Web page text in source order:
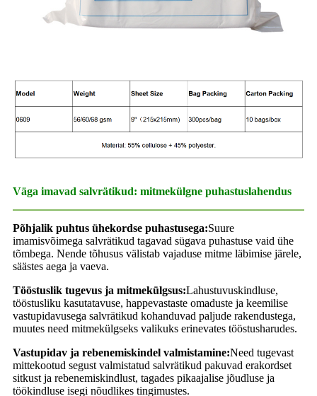
Väga imavad salvrätikud: mitmekülgne puhastuslahendus
Põhjalik puhtus ühekordse puhastusega:Suure
imamisvõimega salvrätikud tagavad sügava puhastuse vaid ühe
tõmbega. Nende tõhusus välistab vajaduse mitme läbimise järele,
säästes aega ja vaeva.
Tööstuslik tugevus ja mitmekülgsus:Lahustuvuskindluse,
tööstusliku kasutatavuse, happevastaste omaduste ja keemilise
vastupidavusega salvrätikud kohanduvad paljude rakendustega,
muutes need mitmekülgseks valikuks erinevates tööstusharudes.
Vastupidav ja rebenemiskindel valmistamine:Need tugevast
mittekootud segust valmistatud salvrätikud pakuvad erakordset
sitkust ja rebenemiskindlust, tagades pikaajalise jõudluse ja
töökindluse isegi nõudlikes tingimustes.